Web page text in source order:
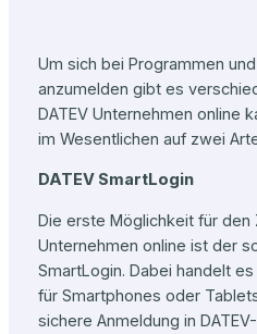
Um sich bei Programmen
anzumelden gibt es
DATEV Unternehmen online
im Wesentlichen auf zwei
DATEV SmartLogin
Die erste Möglichkeit für den
Unternehmen online ist der
SmartLogin. Dabei handelt
für Smartphones oder
sichere Anmeldung in